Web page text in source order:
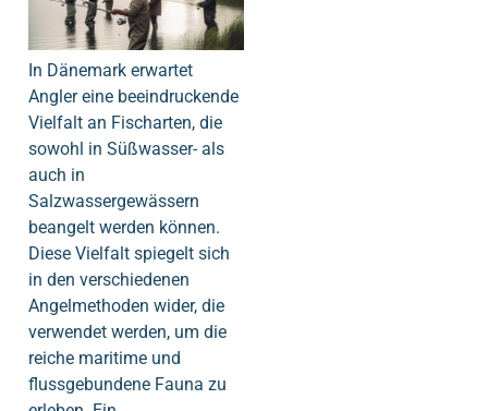
In Dänemark erwartet
Angler eine beeindruckende
Vielfalt an Fischarten, die
sowohl in Süßwasser- als
auch in
Salzwassergewässern
beangelt werden können.
Diese Vielfalt spiegelt sich
in den verschiedenen
Angelmethoden wider, die
verwendet werden, um die
reiche maritime und
flussgebundene Fauna zu